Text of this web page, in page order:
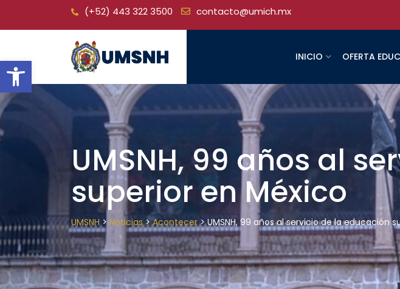
Open toolbar
(+52) 443 322 3500 contacto@umich.mx
INICIO OFERTA
UMSNH, 99 años al
superior en México
UMSNH> Noticias>Acontecer>UMSNH, 99 años al servicio de la educación